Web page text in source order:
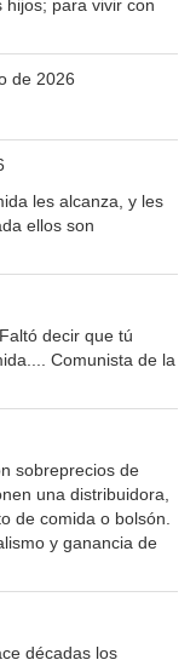
hijos; para vivir con
de 2026
les alcanza, y les
ellos son
decir que tú
Comunista de la
sobreprecios de
una distribuidora,
de comida o bolsón.
y ganancia de
décadas los